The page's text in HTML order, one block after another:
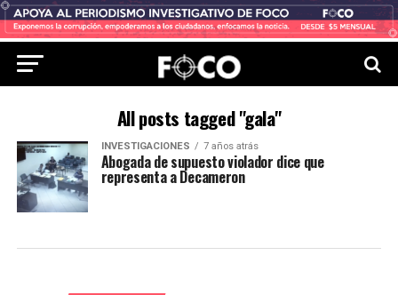
All posts tagged "gala"
INVESTIGACIONES 7 años atrás
Abogada de supuesto violador dice que
representa a Decameron